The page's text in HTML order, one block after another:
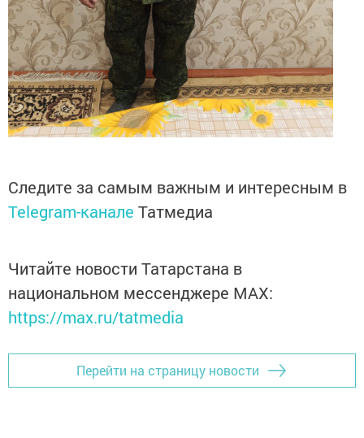
Следите за самым важным и интересным в
Telegram-канале Татмедиа
Читайте новости Татарстана в
национальном мессенджере MАХ:
https://max.ru/tatmedia
Перейти на страницу новости